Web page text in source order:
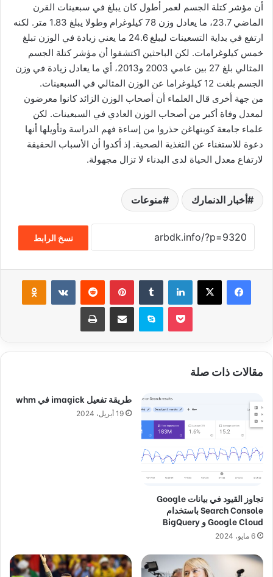
أن مؤشر كتلة الجسم لعمر أطول كان يبلغ في سبعينات القرن
الماضي 23.7، ما يعادل وزن 78 كيلوغرام وطولا يبلغ 1.83 متر. لكنه
ارتفع في بداية التسعينات ليبلغ 24.6 ما يعني زيادة في الوزن تبلغ
خمس كيلوغرامات. لكن الباحثين اكتشفوا أن مؤشر كتلة الجسم
المثالي بلغ 27 بين عامي 2003 و2013، أي ما يعادل زيادة في وزن
الجسم بلغت 12 كيلوغراما عن الوزن المثالي في السبعينات.
من جهة أخرى قال العلماء أن أصحاب الوزن الزائد كانوا معرضون
لمعدل وفاة أكبر من أصحاب الوزن العادي في السبعينات. لكن
علماء جامعة كوبنهاغن حذروا من إساءة فهم الدراسة وتأويلها أنها
دعوة للاستغناء عن التغذية الصحية. إذ أكدوا أن الأسباب الحقيقة
لارتفاع معدل الحياة لدى البدناء لا تزال مجهولة.
أخبار الدنمارك منوعات
نسخ الرابط
فيسبوك لينكدإن بينتيريست
سكايب
مقالات ذات صلة
تجاوز القيود في بيانات Google
Search Console باستخدام
Google Cloud و BigQuery
6 مايو، 2024
طريقة تفعيل imagick في whm
19 أبريل، 2024